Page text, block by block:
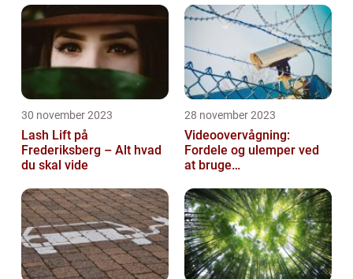
30 november 2023
Lash Lift på
Frederiksberg – Alt hvad
du skal vide
28 november 2023
Videoovervågning:
Fordele og ulemper ved
at bruge